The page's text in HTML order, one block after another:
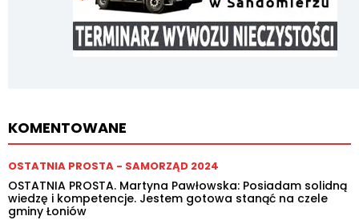
KOMENTOWANE
OSTATNIA PROSTA - SAMORZĄD 2024
OSTATNIA PROSTA. Martyna Pawłowska: Posiadam solidną
wiedzę i kompetencje. Jestem gotowa stanąć na czele
gminy Łoniów